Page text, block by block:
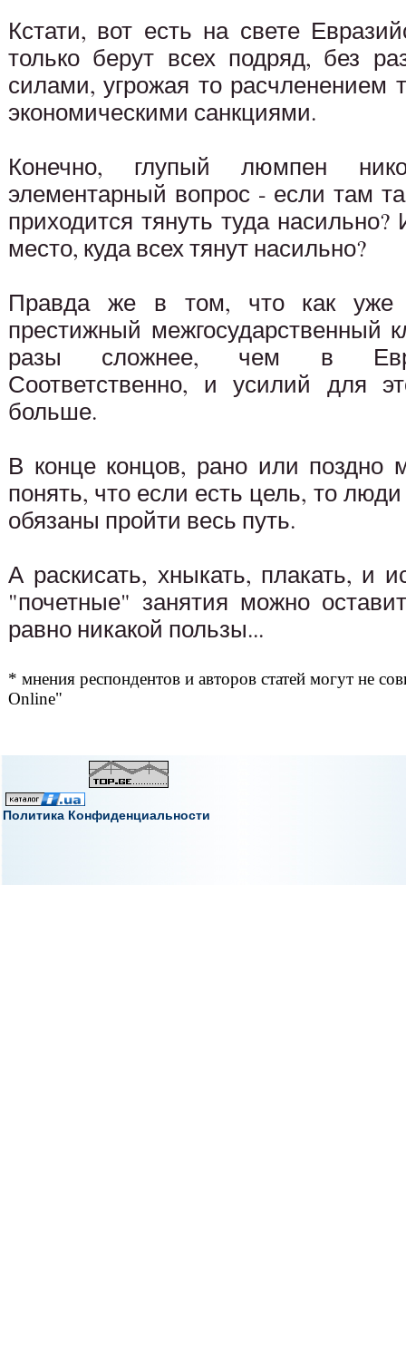
Кстати, вот есть на свете
только берут всех подряд, без
силами, угрожая то расчленением
экономическими санкциями.
Конечно, глупый люмпен
элементарный вопрос - если там
приходится тянуть туда
место, куда всех тянут насильно?
Правда же в том, что как
престижный межгосударственный
разы сложнее, чем в
Соответственно, и усилий для
больше.
В конце концов, рано или
понять, что если есть цель, то
обязаны пройти весь путь.
А раскисать, хныкать, плакать, и
"почетные" занятия можно
равно никакой пользы...
* мнения респондентов и авторов статей могут не
Online"
Политика Конфиденциальности